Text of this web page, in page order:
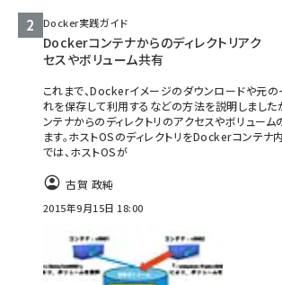
Docker実践ガイド
Dockerコンテナからのディレクトリアク
セスやボリューム共有
これまで、Dockerイメージのダウンロードや元の
れを保存して利用するなどの方法を説明しました
ンテナからのディレクトリのアクセスやボリュー
ます。ホストOSのディレクトリをDockerコンテ
では、ホストOSが
古賀 政純
2015年9月15日 18:00